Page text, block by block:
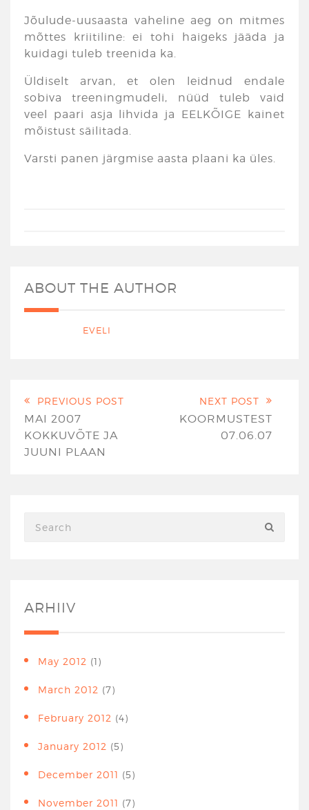
Jõulude-uusaasta vaheline aeg on mitmes
mõttes kriitiline: ei tohi haigeks jääda ja
kuidagi tuleb treenida ka.
Üldiselt arvan, et olen leidnud endale
sobiva treeningmudeli, nüüd tuleb vaid
veel paari asja lihvida ja EELKÕIGE kainet
mõistust säilitada.
Varsti panen järgmise aasta plaani ka üles.
ABOUT THE AUTHOR
EVELI
PREVIOUS POST
MAI 2007
KOKKUVÕTE JA
JUUNI PLAAN
NEXT POST
KOORMUSTEST
07.06.07
ARHIIV
May 2012 (1)
March 2012 (7)
February 2012 (4)
January 2012 (5)
December 2011 (5)
November 2011 (7)